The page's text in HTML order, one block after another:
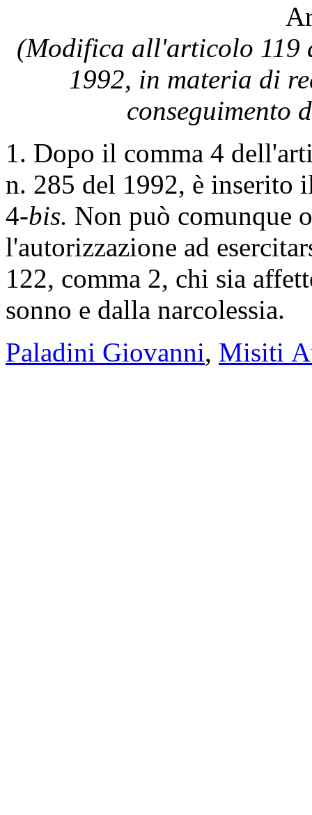
(Modifica all'articolo 119
1992, in materia di
conseguimento
1. Dopo il comma 4
n. 285 del 1992, è inserito
4-bis. Non può comunque
l'autorizzazione ad
122, comma 2, chi sia
sonno e dalla narcolessia.
Paladini Giovanni, Misiti